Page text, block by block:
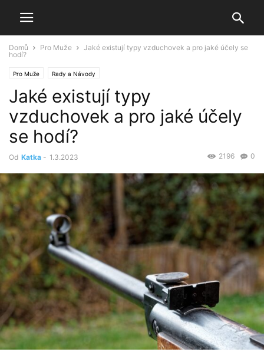
Domů Pro Muže
Jaké existují typy vzduchovek a pro jaké účely se
hodí?
Pro Muže Rady a Návody
Jaké existují typy
vzduchovek a pro jaké účely
se hodí?
Od Katka - 1.3.2023 0
2196